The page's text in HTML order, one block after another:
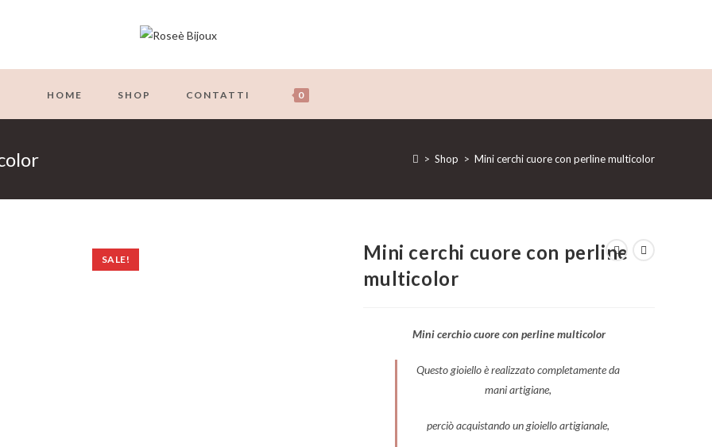
HOME SHOP CONTATTI 0
> Shop > Mini cerchi cuore con perline multicolor
SALE!
Mini cerchi cuore con perline
multicolor
Mini cerchio cuore con perline multicolor
Questo gioiello è realizzato completamente da
mani artigiane,
perciò acquistando un gioiello artigianale,